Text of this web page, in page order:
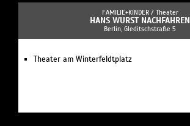
FAMILIE+KINDER / Theater
HANS WURST NACHFAHREN
Berlin, Gleditschstraße 5
Theater am Winterfeldtplatz